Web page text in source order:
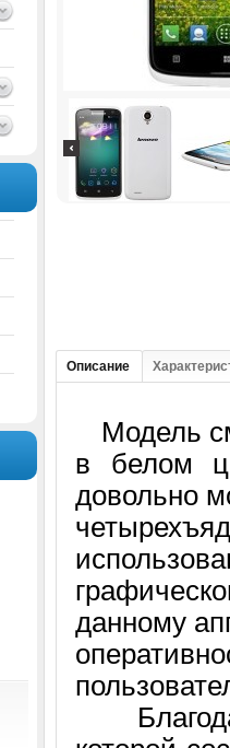
Описание
Модель
в белом
довольно
данному